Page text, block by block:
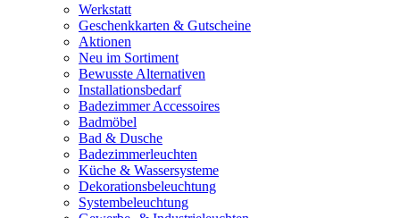
Werkstatt
Geschenkkarten & Gutscheine
Aktionen
Neu im Sortiment
Bewusste Alternativen
Installationsbedarf
Badezimmer Accessoires
Badmöbel
Bad & Dusche
Badezimmerleuchten
Küche & Wassersysteme
Dekorationsbeleuchtung
Systembeleuchtung